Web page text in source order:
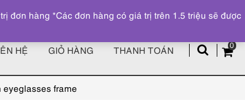
z
0
HỆ GIỎ HÀNG THANH TOÁN
frame
đơn hàng *Các đơn hàng có giá trị trên 1.5 triệu sẽ được